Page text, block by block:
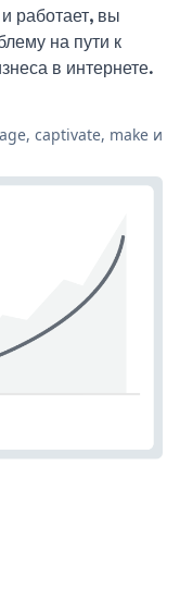
работает, вы
на пути к
в интернете.
captivate, make и